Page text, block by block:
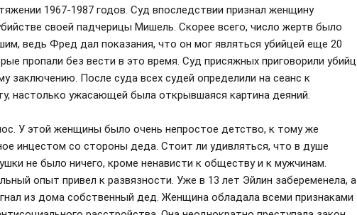
1967-1987 годов. Суд впоследствии признал женщину
своей падчерицы Мишель. Скорее всего, число жертв было
ведь Фред дал показания, что он мог являться убийцей еще 20
пропали без вести в это время. Суд присяжных приговорили убийц
заключению. После суда всех судей определили на сеанс к
настолько ужасающей была открывшаяся картина деяний.
У этой женщины было очень непростое детство, к тому же
инцестом со стороны деда. Стоит ли удивляться, что в душе
не было ничего, кроме ненависти к обществу и к мужчинам.
опыт привел к развязности. Уже в 13 лет Эйлин забеременела, а
из дома собственный дед. Женщина обладала всеми признаками